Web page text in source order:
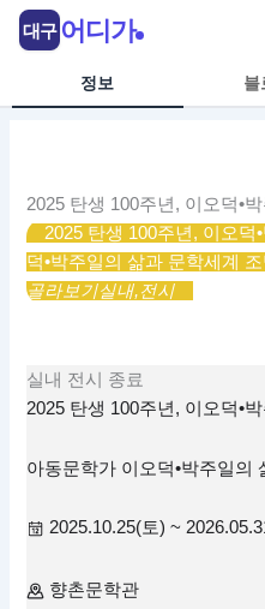
정보 블
2025 탄생 100주년, 이오덕•
2025 탄생 100주년, 이오덕
덕•박주일의 삶과 문학세계 조
골라보기실내,전시
실내 전시 종료
2025 탄생 100주년, 이오덕•
아동문학가 이오덕•박주일의
2025.10.25(토) ~
향촌문학관
대구 어디가